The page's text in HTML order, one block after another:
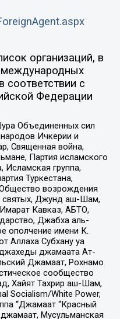
организаций, в
соответствии с
Федерации
Объединенных сил
Ичкерии и
Священная война,
Партия исламского
группа,
Туркестана,
возрождения
святых, Джунд аш-Шам,
Кавказ, АБТО,
Джабха аль-
ополчение имени К.
Аллаха Субхану уа
джамаата Ат-
Джамаат, Рохнамо
сообщество
Хайят Тахрир аш-Шам,
Socialism/White Power,
“Джамаат “Красный
Мусульманская